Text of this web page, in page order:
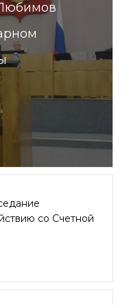
со Счетной